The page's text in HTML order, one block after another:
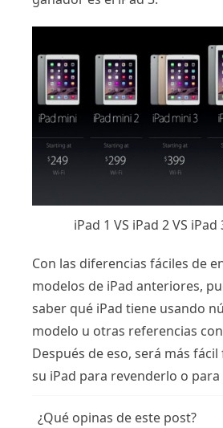
iPad 1 VS iPad 2 VS iPad
Con las diferencias fáciles de
modelos de iPad anteriores,
saber qué iPad tiene usando
modelo u otras referencias
Después de eso, será más
su iPad para revenderlo o
¿Qué opinas de este post?